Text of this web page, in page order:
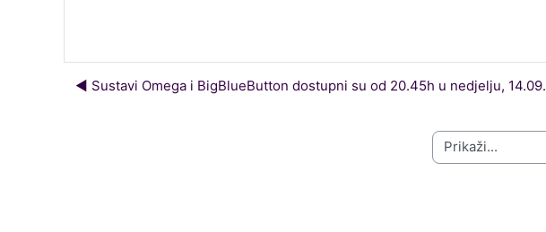
◀︎ Sustavi Omega i BigBlueButton dostupni su od 20.45h u nedjelju,
Prikaži...